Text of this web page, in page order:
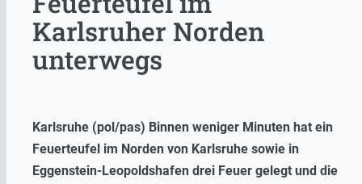
Karlsruher Norden
unterwegs
Karlsruhe (pol/pas) Binnen weniger Minuten hat ein
Feuerteufel im Norden von Karlsruhe sowie in
Eggenstein-Leopoldshafen drei Feuer gelegt und die